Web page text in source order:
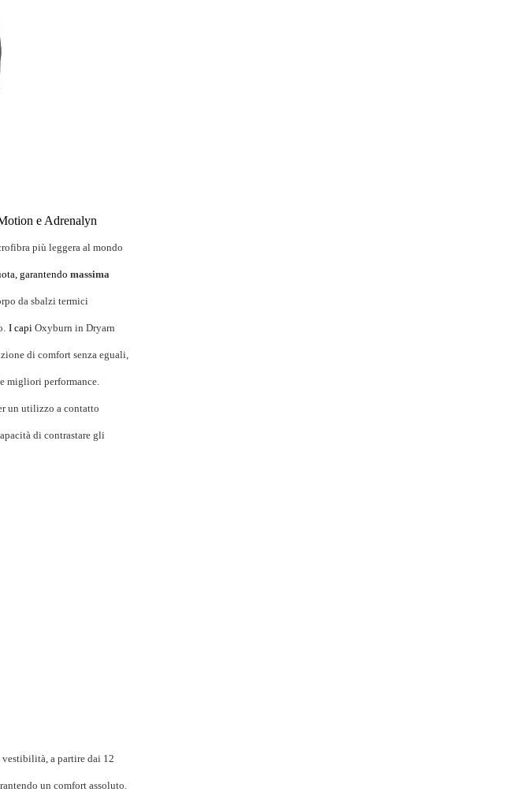
e Adrenalyn
più leggera al mondo
garantendo massima
da sbalzi termici
I capi Oxyburn in Dryarn
di comfort senza eguali,
migliori performance.
un utilizzo a contatto
di contrastare gli
a partire dai 12
un comfort assoluto.